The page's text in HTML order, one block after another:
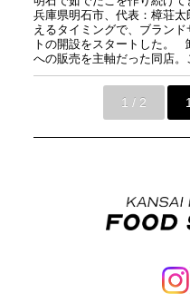
兵庫県明石市、代表：樟荘
えるタイミングで、ブラン
トの開設をスタートした。
への販売を主軸だった同店。
1 / 2 1